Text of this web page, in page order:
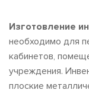
Изготовление
необходимо для
кабинетов,
учреждения.
плоские